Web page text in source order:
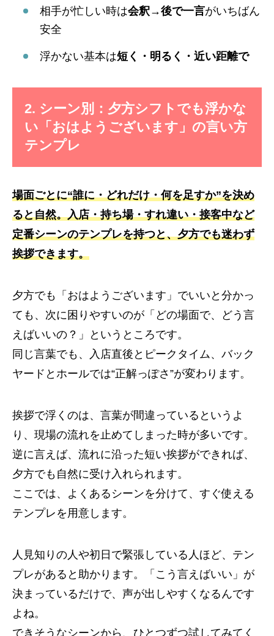
相手が忙しい時は会釈→後で一言がいちばん
安全
浮かない基本は短く・明るく・近い距離で
2. シーン別：夕方シフトでも浮かな
い「おはようございます」の言い方
テンプレ
場面ごとに“誰に・どれだけ・何を足すか”を決め
ると自然。入店・持ち場・すれ違い・接客中など
定番シーンのテンプレを持つと、夕方でも迷わず
挨拶できます。
夕方でも「おはようございます」でいいと分かっ
ても、次に困りやすいのが「どの場面で、どう言
えばいいの？」というところです。
同じ言葉でも、入店直後とピークタイム、バック
ヤードとホールでは“正解っぽさ”が変わります。
挨拶で浮くのは、言葉が間違っているというよ
り、現場の流れを止めてしまった時が多いです。
逆に言えば、流れに沿った短い挨拶ができれば、
夕方でも自然に受け入れられます。
ここでは、よくあるシーンを分けて、すぐ使える
テンプレを用意します。
人見知りの人や初日で緊張している人ほど、テン
プレがあると助かります。「こう言えばいい」が
決まっているだけで、声が出しやすくなるんです
よね。
できそうなシーンから、ひとつずつ試してみてく